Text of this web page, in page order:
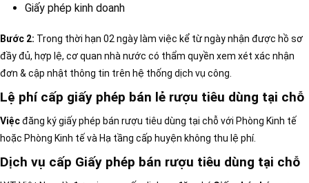
Giấy phép kinh doanh
Bước 2: Trong thời hạn 02 ngày làm việc kể từ ngày nhận được hồ sơ
đầy đủ, hợp lệ, cơ quan nhà nước có thẩm quyền xem xét xác nhận
đơn & cập nhật thông tin trên hệ thống dịch vụ công.
Lệ phí cấp giấy phép bán lẻ rượu tiêu dùng tại chỗ
Việcđăng ký giấy phép bán rượu tiêu dùng tại chỗ với Phòng Kinh tế
hoặc Phòng Kinh tế và Hạ tầng cấp huyện không thu lệ phí.
Dịch vụ cấp Giấy phép bán rượu tiêu dùng tại chỗ